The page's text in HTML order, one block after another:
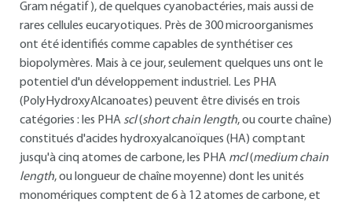
Gram négatif), de quelques cyanobactéries, mais aussi de
rares cellules eucaryotiques. Près de 300 microorganismes
ont été identifiés comme capables de synthétiser ces
biopolymères. Mais à ce jour, seulement quelques uns ont le
potentiel d'un développement industriel. Les PHA
(PolyHydroxyAlcanoates) peuvent être divisés en trois
catégories : les PHA scl(short chain length, ou courte chaîne)
constitués d'acides hydroxyalcanoïques (HA) comptant
jusqu'à cinq atomes de carbone, les PHA mcl(medium chain
length, ou longueur de chaîne moyenne) dont les unités
monomériques comptent de 6 à 12 atomes de carbone, et